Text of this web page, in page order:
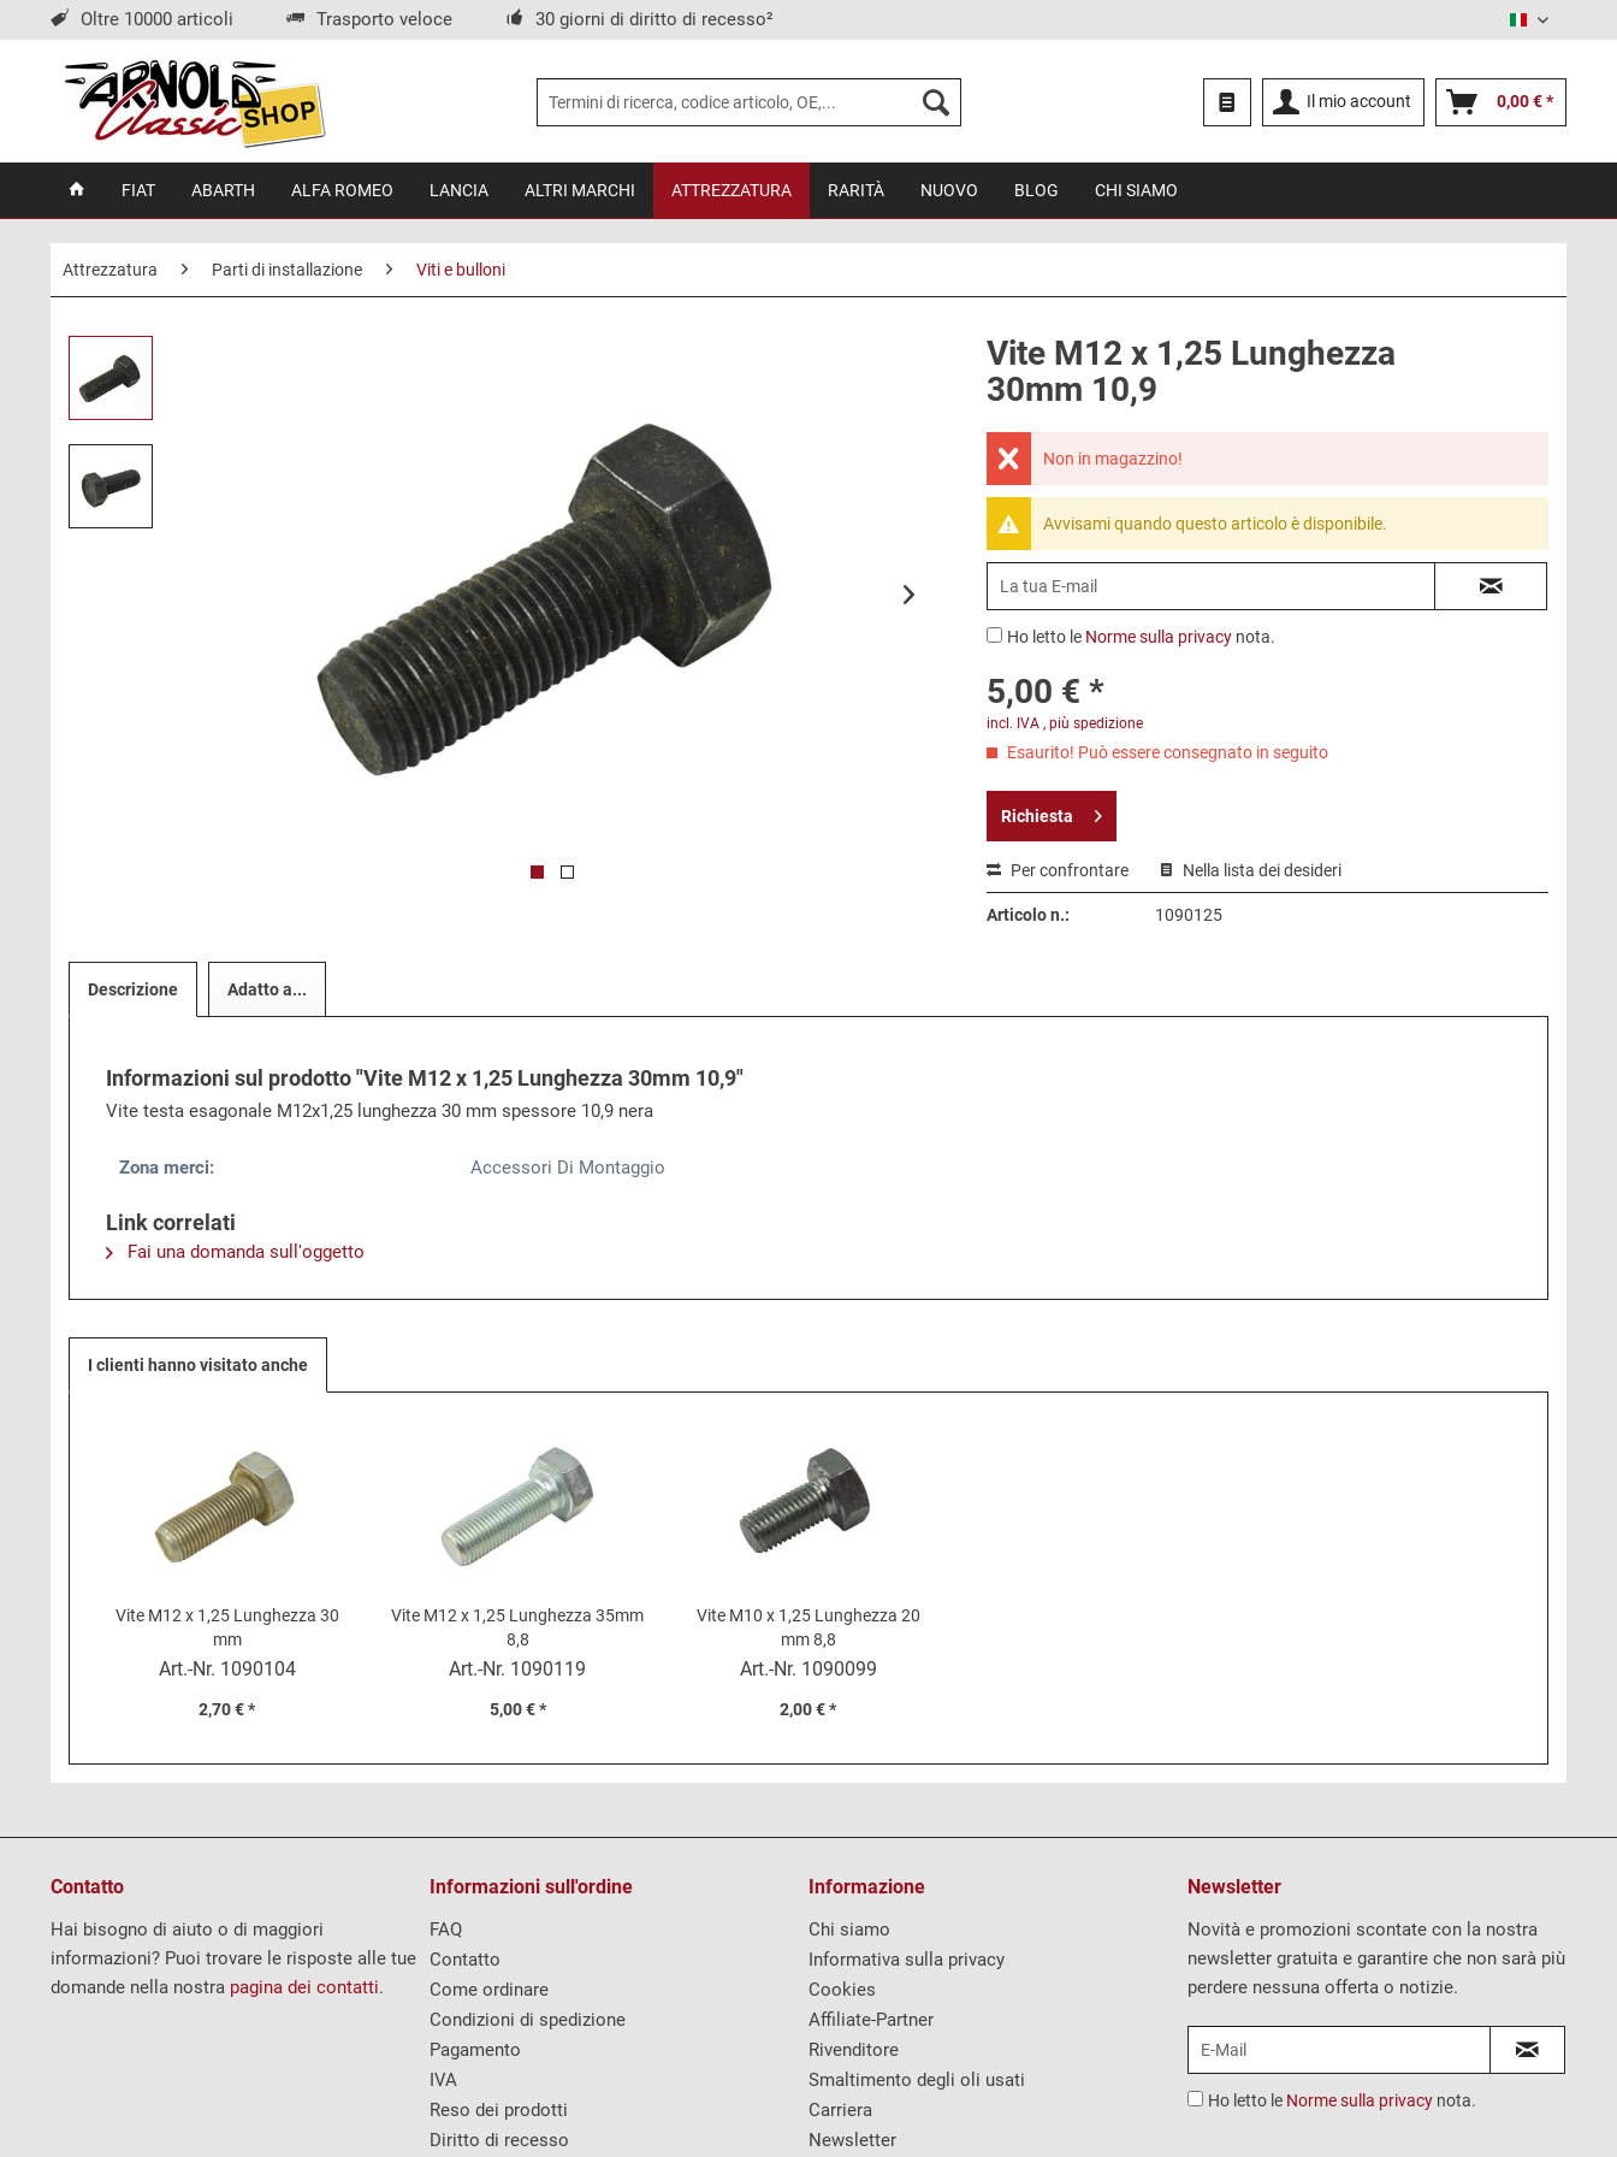
Oltre 10000 articoli Trasporto veloce 30 giorni di diritto di recesso² Italiano
Il mio account 0,00 € *
FIAT ABARTH ALFA ROMEO LANCIA ALTRI MARCHI ATTREZZATURA RARITÀ NUOVO BLOG CHI SIAMO
Attrezzatura Parti di installazione Viti e bulloni
Vite M12 x 1,25 Lunghezza
30mm 10,9
Non in magazzino!
Avvisami quando questo articolo è disponibile.
Ho letto le Norme sulla privacynota.
5,00 € *
incl. IVA, più spedizione
Esaurito! Può essere consegnato in seguito
Richiesta
Per confrontare Nella lista dei desideri
Articolo n.: 1090125
Descrizione Adatto a...
Informazioni sul prodotto "Vite M12 x 1,25 Lunghezza 30mm 10,9"
Vite testa esagonale M12x1,25 lunghezza 30 mm spessore 10,9 nera
Zona merci: Accessori Di Montaggio
Link correlati
Fai una domanda sull'oggetto
I clienti hanno visitato anche
Vite M12 x 1,25 Lunghezza 30
mm
Art.-Nr. 1090104
2,70 € *
Vite M12 x 1,25 Lunghezza 35mm
8,8
Art.-Nr. 1090119
5,00 € *
Vite M10 x 1,25 Lunghezza 20
mm 8,8
Art.-Nr. 1090099
2,00 € *
Contatto
Hai bisogno di aiuto o di maggiori
informazioni? Puoi trovare le risposte alle tue
domande nella nostra pagina dei contatti.
Informazioni sull'ordine
FAQ
Contatto
Come ordinare
Condizioni di spedizione
Pagamento
IVA
Reso dei prodotti
Diritto di recesso
Informazione
Chi siamo
Informativa sulla privacy
Cookies
Affiliate-Partner
Rivenditore
Smaltimento degli oli usati
Carriera
Newsletter
Newsletter
Novità e promozioni scontate con la nostra
newsletter gratuita e garantire che non sarà più
perdere nessuna offerta o notizie.
Ho letto le Norme sulla privacy nota.